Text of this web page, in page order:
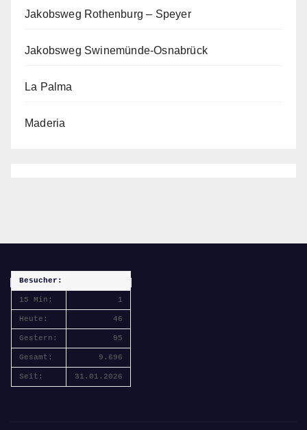
Jakobsweg Rothenburg – Speyer
Jakobsweg Swinemünde-Osnabrück
La Palma
Maderia
Besucher:
15 Min: 1
Heute: 46
Gestern: 95
Gesamt: 9.696
Seit: 31.01.2026